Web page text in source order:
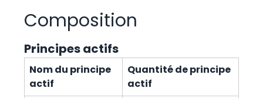
Composition
Principes actifs
Nom du principe
actif
Quantité de principe
actif